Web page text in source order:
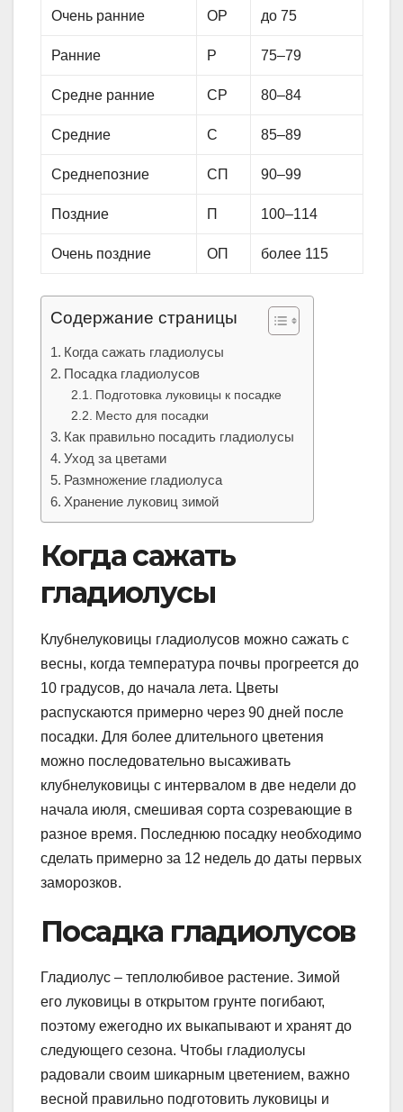
Очень ранние ОР до 75
Ранние Р 75–79
Средне ранние СР 80–84
Средние С 85–89
Среднепозние СП 90–99
Поздние П 100–114
Очень поздние ОП более 115
Содержание страницы
Когда сажать гладиолусы
Посадка гладиолусов
Подготовка луковицы к посадке
Место для посадки
Как правильно посадить гладиолусы
Уход за цветами
Размножение гладиолуса
Хранение луковиц зимой
Когда сажать
гладиолусы
Клубнелуковицы гладиолусов можно сажать с
весны, когда температура почвы прогреется до
10 градусов, до начала лета. Цветы
распускаются примерно через 90 дней после
посадки. Для более длительного цветения
можно последовательно высаживать
клубнелуковицы с интервалом в две недели до
начала июля, смешивая сорта созревающие в
разное время. Последнюю посадку необходимо
сделать примерно за 12 недель до даты первых
заморозков.
Посадка гладиолусов
Гладиолус – теплолюбивое растение. Зимой
его луковицы в открытом грунте погибают,
поэтому ежегодно их выкапывают и хранят до
следующего сезона. Чтобы гладиолусы
радовали своим шикарным цветением, важно
весной правильно подготовить луковицы и